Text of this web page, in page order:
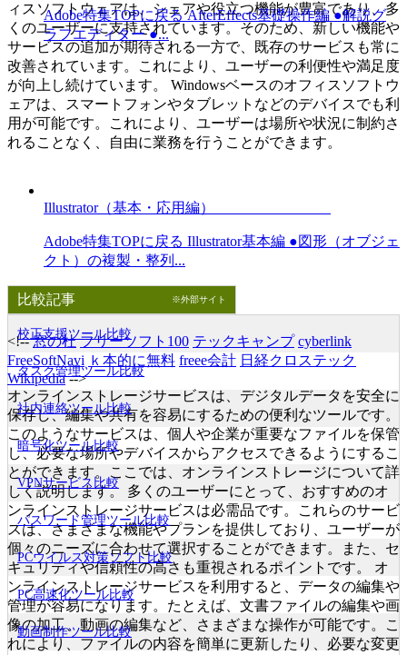
ィスソフトウェアは、シェアや役立つ機能が豊富であり、多
くのユーザーに支持されています。そのため、新しい機能や
サービスの追加が期待される一方で、既存のサービスも常に
改善されています。これにより、ユーザーの利便性や満足度
が向上し続けています。 Windowsベースのオフィスソフトウ
ェアは、スマートフォンやタブレットなどのデバイスでも利
用が可能です。これにより、ユーザーは場所や状況に制約さ
れることなく、自由に業務を行うことができます。
<!--窓の杜 フリーソフト100 テックキャンプ cyberlink
FreeSoftNavi ｋ本的に無料 freee会計 日経クロステック
Wikipedia-->
オンラインストレージサービスは、デジタルデータを安全に
保存し、編集や共有を容易にするための便利なツールです。
このようなサービスは、個人や企業が重要なファイルを保管
し、必要な場所やデバイスからアクセスできるようにするこ
とができます。ここでは、オンラインストレージについて詳
しく説明します。 多くのユーザーにとって、おすすめのオ
ンラインストレージサービスは必需品です。これらのサービ
スは、さまざまな機能やプランを提供しており、ユーザーが
個々のニーズに合わせて選択することができます。また、セ
キュリティや信頼性の高さも重視されるポイントです。 オ
ンラインストレージサービスを利用すると、データの編集や
管理が容易になります。たとえば、文書ファイルの編集や画
像の加工、動画の編集など、さまざまな操作が可能です。こ
れにより、ファイルの内容を簡単に更新したり、必要な変更
Adobe特集TOPに戻る AfterEffects基礎操作編 ●解説グ
ラフエディター ●...
Illustrator（基本・応用編）
Adobe特集TOPに戻る Illustrator基本編 ●図形（オブジェ
クト）の複製・整列...
比較記事 ※外部サイト
校正支援ツール比較
タスク管理ツール比較
社内連絡ツール比較
暗号化ツール比較
VPNサービス比較
パスワード管理ツール比較
PCウイルス対策ソフト比較
PC高速化ツール比較
動画制作ツール比較